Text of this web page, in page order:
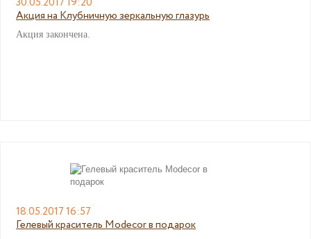
Акция на Клубничную зеркальную глазурь
Акция закончена.
18.05.2017 16:57
Гелевый краситель Modecor в подарок